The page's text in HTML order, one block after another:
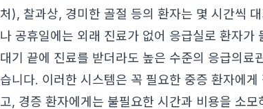
처), 찰과상, 경미한 골절 등의 환자는 몇 시간씩
나 공휴일에는 외래 진료가 없어 응급실로 환자가
대기 끝에 진료를 받더라도 높은 수준의 응급의료
습니다. 이러한 시스템은 꼭 필요한 중증 환자에
고, 경증 환자에게는 불필요한 시간과 비용을 소